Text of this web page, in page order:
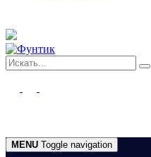
MENU Toggle navigation